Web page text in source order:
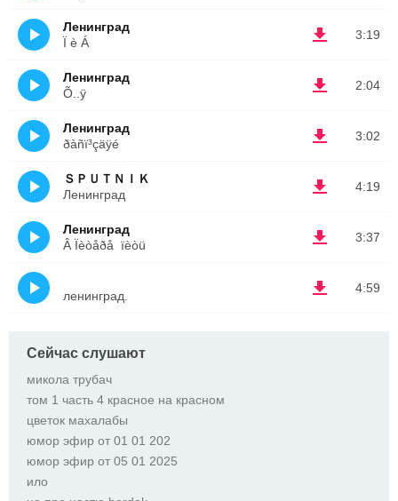
3:19
Ленинград
Ï è Á
2:04
Ленинград
Õ..ÿ
3:02
Ленинград
ðàñï³çäÿé
4:19
ＳＰＵＴＮＩＫ
Ленинград
3:37
Ленинград
Â Ïèòåðå  ïèòü
4:59
ленинград.
Сейчас слушают
микола трубач
том 1 часть 4 красное на красном
цветок махалабы
юмор эфир от 01 01 202
юмор эфир от 05 01 2025
ило